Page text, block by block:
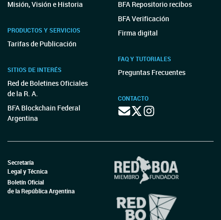
Misión, Visión e Historia
PRODUCTOS Y SERVICIOS
Tarifas de Publicación
SITIOS DE INTERÉS
Red de Boletines Oficiales
de la R. A.
BFA Blockchain Federal
Argentina
BFA Repositorio recibos
BFA Verificación
Firma digital
FAQ Y TUTORIALES
Preguntas Frecuentes
CONTACTO
Secretaría
Legal y Técnica
Boletín Oficial
de la República Argentina